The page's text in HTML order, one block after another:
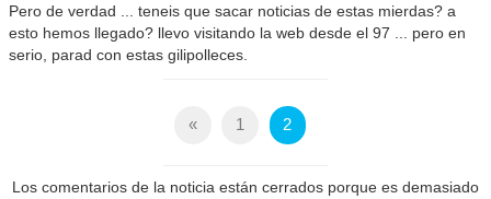
Pero de verdad ... teneis que sacar noticias de estas mierdas? a
esto hemos llegado? llevo visitando la web desde el 97 ... pero en
serio, parad con estas gilipolleces.
« 1 2
Los comentarios de la noticia están cerrados porque es demasiado